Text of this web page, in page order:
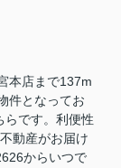
本店まで137m
件となってお
らです。利便性
動産がお届け
からいつで